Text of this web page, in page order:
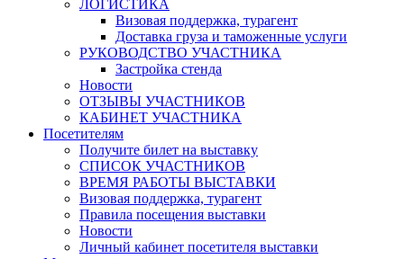
ЛОГИСТИКА
Визовая поддержка, турагент
Доставка груза и таможенные услуги
РУКОВОДСТВО УЧАСТНИКА
Застройка стенда
Новости
ОТЗЫВЫ УЧАСТНИКОВ
КАБИНЕТ УЧАСТНИКА
Посетителям
Получите билет на выставку
СПИСОК УЧАСТНИКОВ
ВРЕМЯ РАБОТЫ ВЫСТАВКИ
Визовая поддержка, турагент
Правила посещения выставки
Новости
Личный кабинет посетителя выставки